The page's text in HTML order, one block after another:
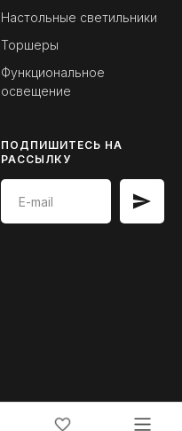
Настольные светильники
Торшеры
Функциональное
освещение
ПОДПИШИТЕСЬ НА
РАССЫЛКУ